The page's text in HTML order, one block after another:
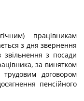
працівникам
з дня звернення
з посади
за винятком
договором
пенсійного